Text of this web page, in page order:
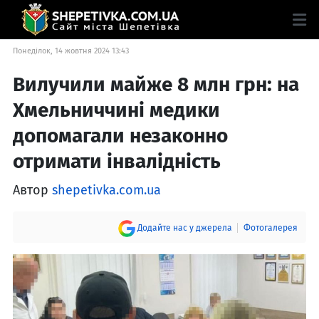
Понеділок, 14 жовтня 2024 13:43
Вилучили майже 8 млн грн: на
Хмельниччині медики
допомагали незаконно
отримати інвалідність
Автор shepetivka.com.ua
Додайте нас у джерела Фотогалерея